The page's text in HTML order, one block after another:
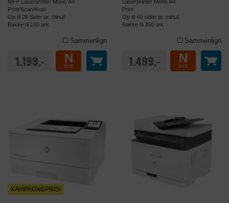
MFP Laserprinter Mono A4
Print/Scan/Kopi
Op til 29 Sider pr. minut
Bakke til 150 ark
Sammenlign
1.199,- N
NYE
Laserprinter Mono A4
Print
Op til 40 sider pr. minut
Bakke til 350 ark
Sammenlign
1.499,- N
NYE
KAMPAGNEPRIS!